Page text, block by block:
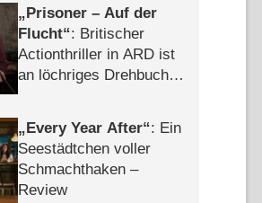
Prisoner – Auf der
Flucht : Britischer
Actionthriller in ARD ist
an löchriges Drehbuch
Every Year After : Ein
Seestädtchen voller
Schmachthaken –
Review